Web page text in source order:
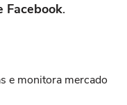
Facebook.
e monitora mercado